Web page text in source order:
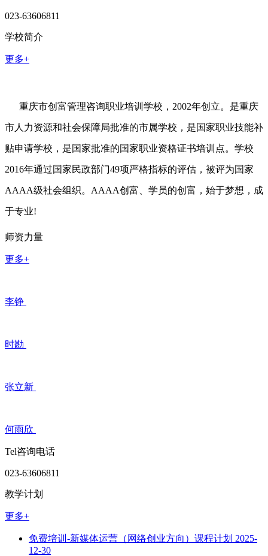
023-63606811
学校简介
更多+
重庆市创富管理咨询职业培训学校，2002年创立。是重庆
市人力资源和社会保障局批准的市属学校，是国家职业技能补
贴申请学校，是国家批准的国家职业资格证书培训点。学校
2016年通过国家民政部门49项严格指标的评估，被评为国家
AAAA级社会组织。AAAA创富、学员的创富，始于梦想，成
于专业!
师资力量
更多+
李铮
时勘
张立新
何雨欣
Tel咨询电话
023-63606811
教学计划
更多+
免费培训-新媒体运营（网络创业方向）课程计划 2025-
12-30